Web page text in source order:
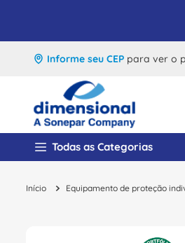
Informe seu CEP para ver o
Todas as Categorias
Equipamento de proteção